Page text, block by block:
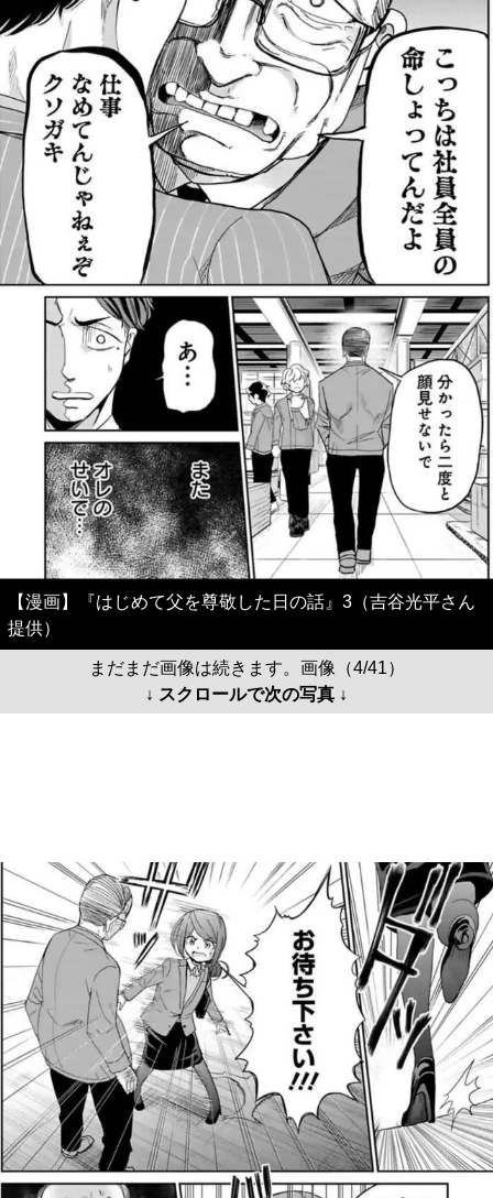
【漫画】『はじめて父を尊敬した日の話』3（吉谷光平さん
提供）
まだまだ画像は続きます。画像（4/41）
↓ スクロールで次の写真 ↓